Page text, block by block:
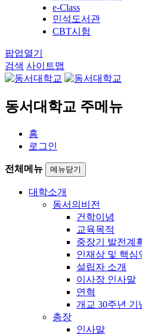
e-Class
민석도서관
CBT시험
팝업열기
검색 사이트맵
동서대학교 주메뉴
홈
로그인
전체메뉴 메뉴닫기
대학소개
동서의비전
건학이념
교육목적
중장기 발전계
인재상 및 핵심
설립자 소개
이사장 인사말
연혁
개교 30주년 기
총장
인사말